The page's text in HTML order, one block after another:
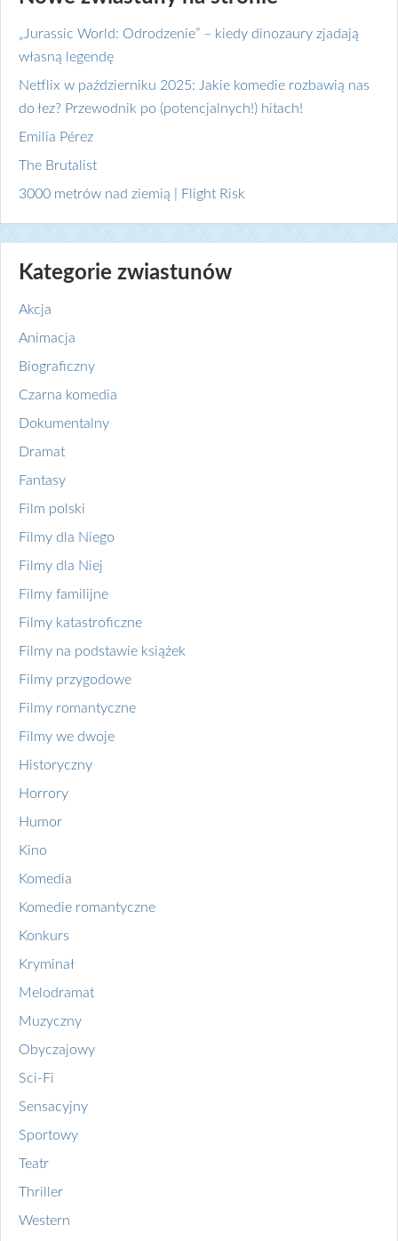
„Jurassic World: Odrodzenie” – kiedy dinozaury zjadają
własną legendę
Netflix w październiku 2025: Jakie komedie rozbawią nas
do łez? Przewodnik po (potencjalnych!) hitach!
Emilia Pérez
The Brutalist
3000 metrów nad ziemią | Flight Risk
Kategorie zwiastunów
Akcja
Animacja
Biograficzny
Czarna komedia
Dokumentalny
Dramat
Fantasy
Film polski
Filmy dla Niego
Filmy dla Niej
Filmy familijne
Filmy katastroficzne
Filmy na podstawie książek
Filmy przygodowe
Filmy romantyczne
Filmy we dwoje
Historyczny
Horrory
Humor
Kino
Komedia
Komedie romantyczne
Konkurs
Kryminał
Melodramat
Muzyczny
Obyczajowy
Sci-Fi
Sensacyjny
Sportowy
Teatr
Thriller
Western